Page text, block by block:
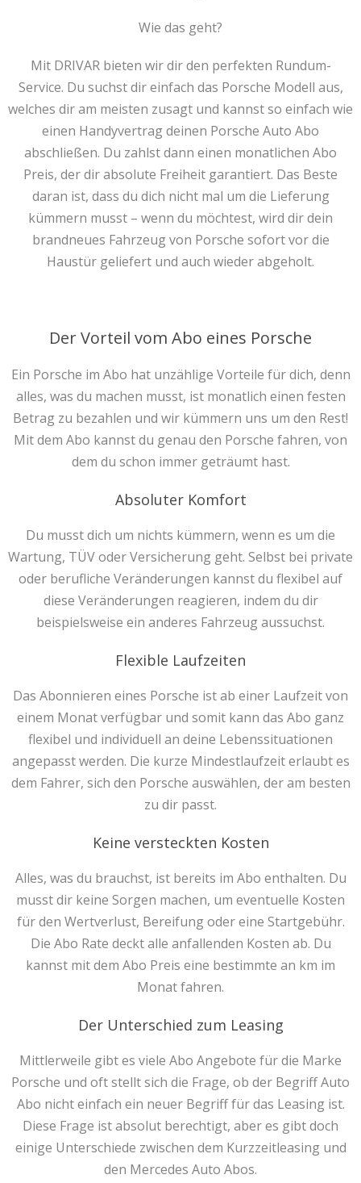
Wie das geht?
Mit DRIVAR bieten wir dir den perfekten Rundum-
Service. Du suchst dir einfach das Porsche Modell aus,
welches dir am meisten zusagt und kannst so einfach wie
einen Handyvertrag deinen Porsche Auto Abo
abschließen. Du zahlst dann einen monatlichen Abo
Preis, der dir absolute Freiheit garantiert. Das Beste
daran ist, dass du dich nicht mal um die Lieferung
kümmern musst – wenn du möchtest, wird dir dein
brandneues Fahrzeug von Porsche sofort vor die
Haustür geliefert und auch wieder abgeholt.
Der Vorteil vom Abo eines Porsche
Ein Porsche im Abo hat unzählige Vorteile für dich, denn
alles, was du machen musst, ist monatlich einen festen
Betrag zu bezahlen und wir kümmern uns um den Rest!
Mit dem Abo kannst du genau den Porsche fahren, von
dem du schon immer geträumt hast.
Absoluter Komfort
Du musst dich um nichts kümmern, wenn es um die
Wartung, TÜV oder Versicherung geht. Selbst bei private
oder berufliche Veränderungen kannst du flexibel auf
diese Veränderungen reagieren, indem du dir
beispielsweise ein anderes Fahrzeug aussuchst.
Flexible Laufzeiten
Das Abonnieren eines Porsche ist ab einer Laufzeit von
einem Monat verfügbar und somit kann das Abo ganz
flexibel und individuell an deine Lebenssituationen
angepasst werden. Die kurze Mindestlaufzeit erlaubt es
dem Fahrer, sich den Porsche auswählen, der am besten
zu dir passt.
Keine versteckten Kosten
Alles, was du brauchst, ist bereits im Abo enthalten. Du
musst dir keine Sorgen machen, um eventuelle Kosten
für den Wertverlust, Bereifung oder eine Startgebühr.
Die Abo Rate deckt alle anfallenden Kosten ab. Du
kannst mit dem Abo Preis eine bestimmte an km im
Monat fahren.
Der Unterschied zum Leasing
Mittlerweile gibt es viele Abo Angebote für die Marke
Porsche und oft stellt sich die Frage, ob der Begriff Auto
Abo nicht einfach ein neuer Begriff für das Leasing ist.
Diese Frage ist absolut berechtigt, aber es gibt doch
einige Unterschiede zwischen dem Kurzzeitleasing und
den Mercedes Auto Abos.